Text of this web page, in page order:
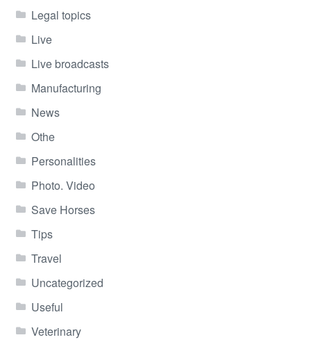
Legal topics
Live
Live broadcasts
Manufacturing
News
Othe
Personalities
Photo. Video
Save Horses
Tips
Travel
Uncategorized
Useful
Veterinary